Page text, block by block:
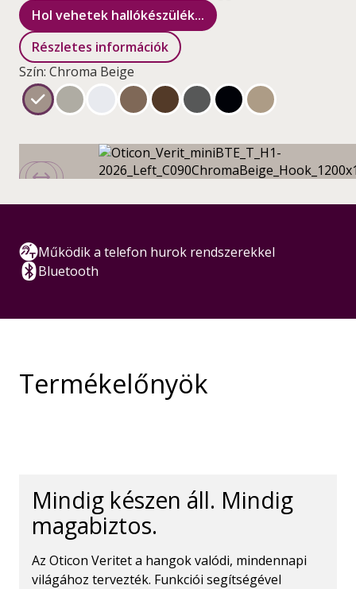
Hol vehetek hallókészülék...
Részletes információk
Szín: Chroma Beige
Működik a telefon hurok rendszerekkel
Bluetooth
Termékelőnyök
Mindig készen áll. Mindig
magabiztos.
Az Oticon Veritet a hangok valódi, mindennapi
világához tervezték. Funkciói segítségével